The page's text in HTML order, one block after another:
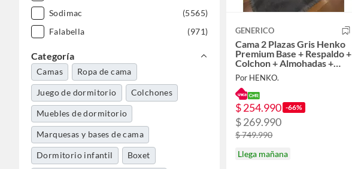
Sodimac
(5565)
Falabella
(971)
Categoría
Camas Ropa de cama
Juego de dormitorio Colchones
Muebles de dormitorio
Marquesas y bases de cama
Dormitorio infantil Boxet
GENERICO
Cama 2 Plazas Gris Henko
Premium Base + Respaldo +
Colchon + Almohadas +
Juego de sabana
Por HENKO.
$ 254.990 -66%
$ 269.990
$ 749.990
Llega mañana